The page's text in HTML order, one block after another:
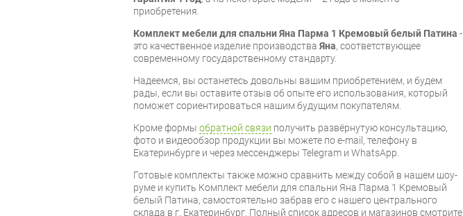
приобретения.
Комплект мебели для спальни Яна Парма 1 Кремовый белый Патина -
это качественное изделие производства Яна, соответствующее
современному государственному стандарту.
Надеемся, вы останетесь довольны вашим приобретением, и будем
рады, если вы оставите отзыв об опыте его использования, который
поможет сориентироваться нашим будущим покупателям.
Кроме формы обратной связи получить развёрнутую консультацию,
фото и видеообзор продукции вы можете по e-mail, телефону в
Екатеринбурге и через мессенджеры Telegram и WhatsApp.
Готовые комплекты также можно сравнить между собой в нашем шоу-
руме и купить Комплект мебели для спальни Яна Парма 1 Кремовый
белый Патина, самостоятельно забрав его с нашего центрального
склада в г. Екатеринбург. Полный список адресов и магазинов смотрите